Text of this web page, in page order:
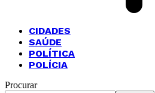
CIDADES
SAÚDE
POLÍTICA
POLÍCIA
Procurar